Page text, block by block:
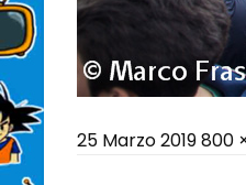
Posted
25 Marzo 2019Full
800